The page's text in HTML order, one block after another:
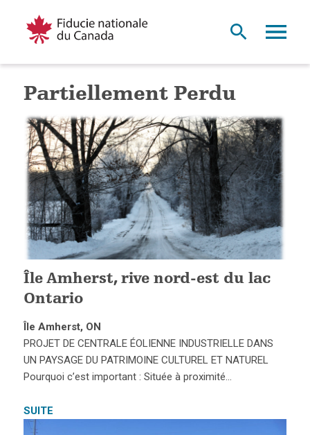
Partiellement Perdu
Île Amherst, rive nord-est du lac
Ontario
Île Amherst, ON
PROJET DE CENTRALE ÉOLIENNE INDUSTRIELLE DANS
UN PAYSAGE DU PATRIMOINE CULTUREL ET NATUREL
Pourquoi c’est important : Située à proximité…
SUITE